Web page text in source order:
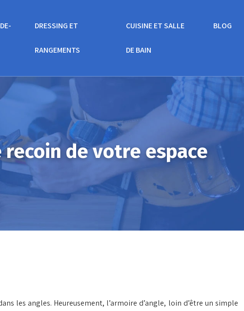
DRESSING ET
RANGEMENTS
CUISINE ET SALLE
DE BAIN
BLOG
recoin de votre espace
les angles. Heureusement, l’armoire d’angle, loin d’être un simple